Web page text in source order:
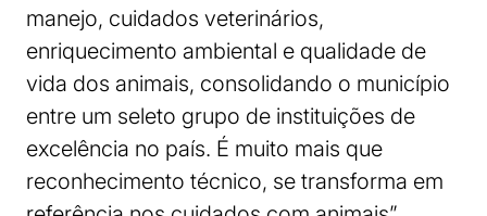
manejo, cuidados veterinários,
enriquecimento ambiental e qualidade de
vida dos animais, consolidando o município
entre um seleto grupo de instituições de
excelência no país. É muito mais que
reconhecimento técnico, se transforma em